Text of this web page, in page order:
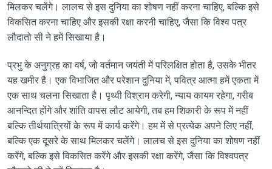
मिलकर चलेंगे। लालच से इस दुनिया का शोषण नहीं करना चाहिए, बल्कि इसे
विकसित करना चाहिए और इसकी रक्षा करनी चाहिए, जैसा कि विश्व पत्र
लौदातो सी ने हमें सिखाया है।
प्रभु के अनुग्रह का वर्ष, जो वर्तमान जयंती में परिलक्षित होता है, उसके भीतर
यह खमीर है। एक विभाजित और परेशान दुनिया में, पवित्र आत्मा हमें एकता में
एक साथ चलना सिखाता है। पृथ्वी विश्राम करेगी, न्याय कायम रहेगा, गरीब
आनन्दित होंगे और शांति वापस लौट आयेगी, तब हम शिकारी के रूप में नहीं
बल्कि तीर्थयात्रियों के रूप में कार्य करेंगे। हम में से प्रत्येक अपने लिए नहीं,
बल्कि एक दूसरे के साथ मिलकर चलेंगे। लालच से इस दुनिया का शोषण नहीं
करेंगे, बल्कि इसे विकसित करेंगे और इसकी रक्षा करेंगे, जैसा कि विश्वपत्र